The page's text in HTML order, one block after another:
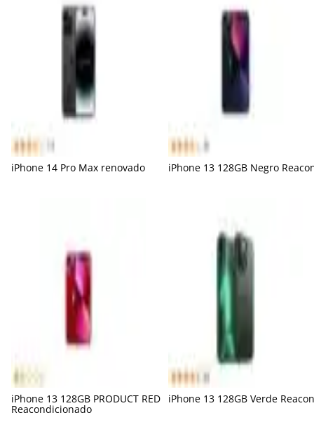
iPhone 14 Pro Max renovado iPhone 13 128GB Negro
iPhone 13 128GB PRODUCT RED
Reacondicionado
iPhone 13 128GB Verde